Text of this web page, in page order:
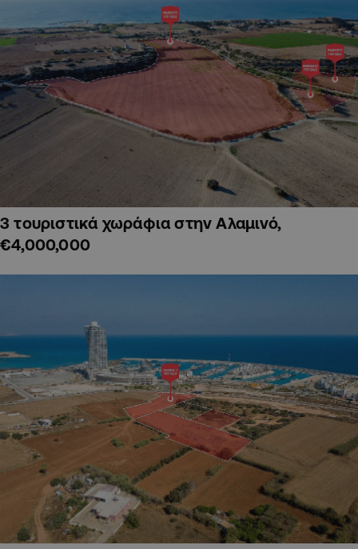
3 τουριστικά χωράφια στην Αλαμινό,
€4,000,000